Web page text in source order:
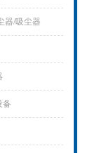
器/吸尘器
备